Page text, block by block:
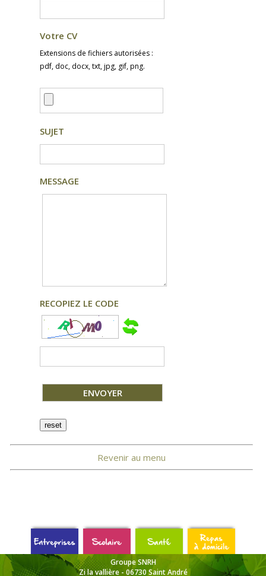
Votre CV
Extensions de fichiers autorisées :
pdf, doc, docx, txt, jpg, gif, png.
SUJET
MESSAGE
RECOPIEZ LE CODE
Revenir au menu
Groupe SNRH
Zi la vallière - 06730 Saint André